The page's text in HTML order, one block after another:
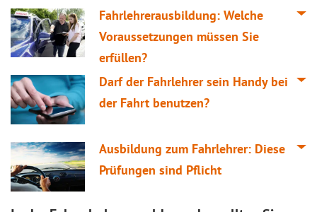
Fahrlehrerausbildung: Welche
Voraussetzungen müssen Sie
erfüllen?
Darf der Fahrlehrer sein Handy bei
der Fahrt benutzen?
Ausbildung zum Fahrlehrer: Diese
Prüfungen sind Pflicht